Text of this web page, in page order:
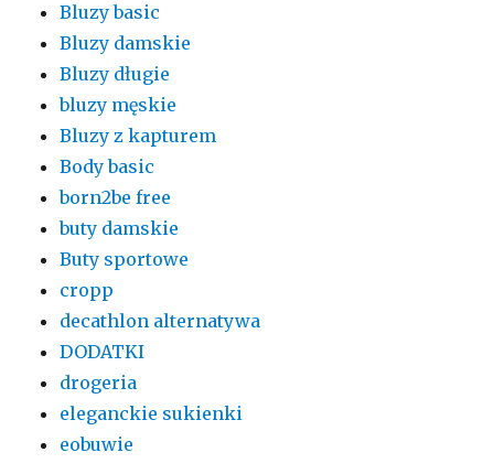
Bluzy basic
Bluzy damskie
Bluzy długie
bluzy męskie
Bluzy z kapturem
Body basic
born2be free
buty damskie
Buty sportowe
cropp
decathlon alternatywa
DODATKI
drogeria
eleganckie sukienki
eobuwie